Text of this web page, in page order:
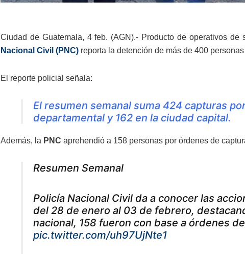
Ciudad de Guatemala, 4 feb. (AGN).- Producto de operativos
Nacional Civil (PNC) reporta la detención de más de 400
El reporte policial señala:
El resumen semanal suma 424 capturas
departamental y 162 en la ciudad capital.
Además, la PNC aprehendió a 158 personas por órdenes de
Resumen Semanal
Policía Nacional Civil da a conocer las
del 28 de enero al 03 de febrero,
nacional, 158 fueron con base a órdenes
pic.twitter.com/uh97UjNte1